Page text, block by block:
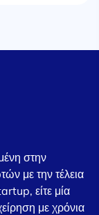
στην
με την τέλεια
είτε μία
με χρόνια